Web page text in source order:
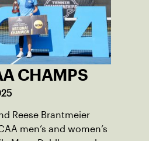
CHAMPS
Reese Brantmeier
men’s and women’s